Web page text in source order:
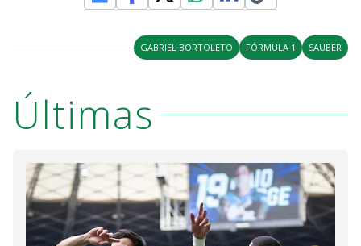
GABRIEL BORTOLETO FÓRMULA 1 SAUBER
Últimas